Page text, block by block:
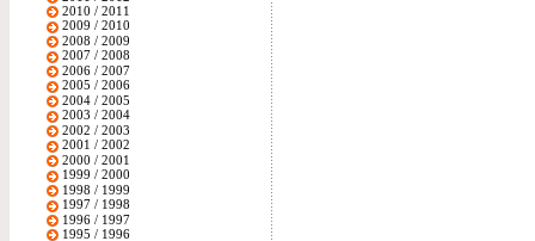
2010 / 2011
2009 / 2010
2008 / 2009
2007 / 2008
2006 / 2007
2005 / 2006
2004 / 2005
2003 / 2004
2002 / 2003
2001 / 2002
2000 / 2001
1999 / 2000
1998 / 1999
1997 / 1998
1996 / 1997
1995 / 1996